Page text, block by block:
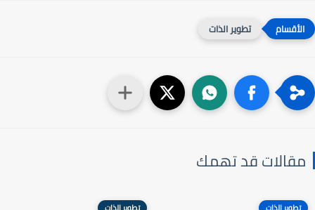
تطوير الذات
مقالات قد تهمك